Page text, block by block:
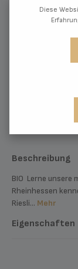
Alkoholgehalt:
Beschreibung
BIO Lerne unsere
Rheinhessen
Riesli… Mehr
Eigenschaften
Diese